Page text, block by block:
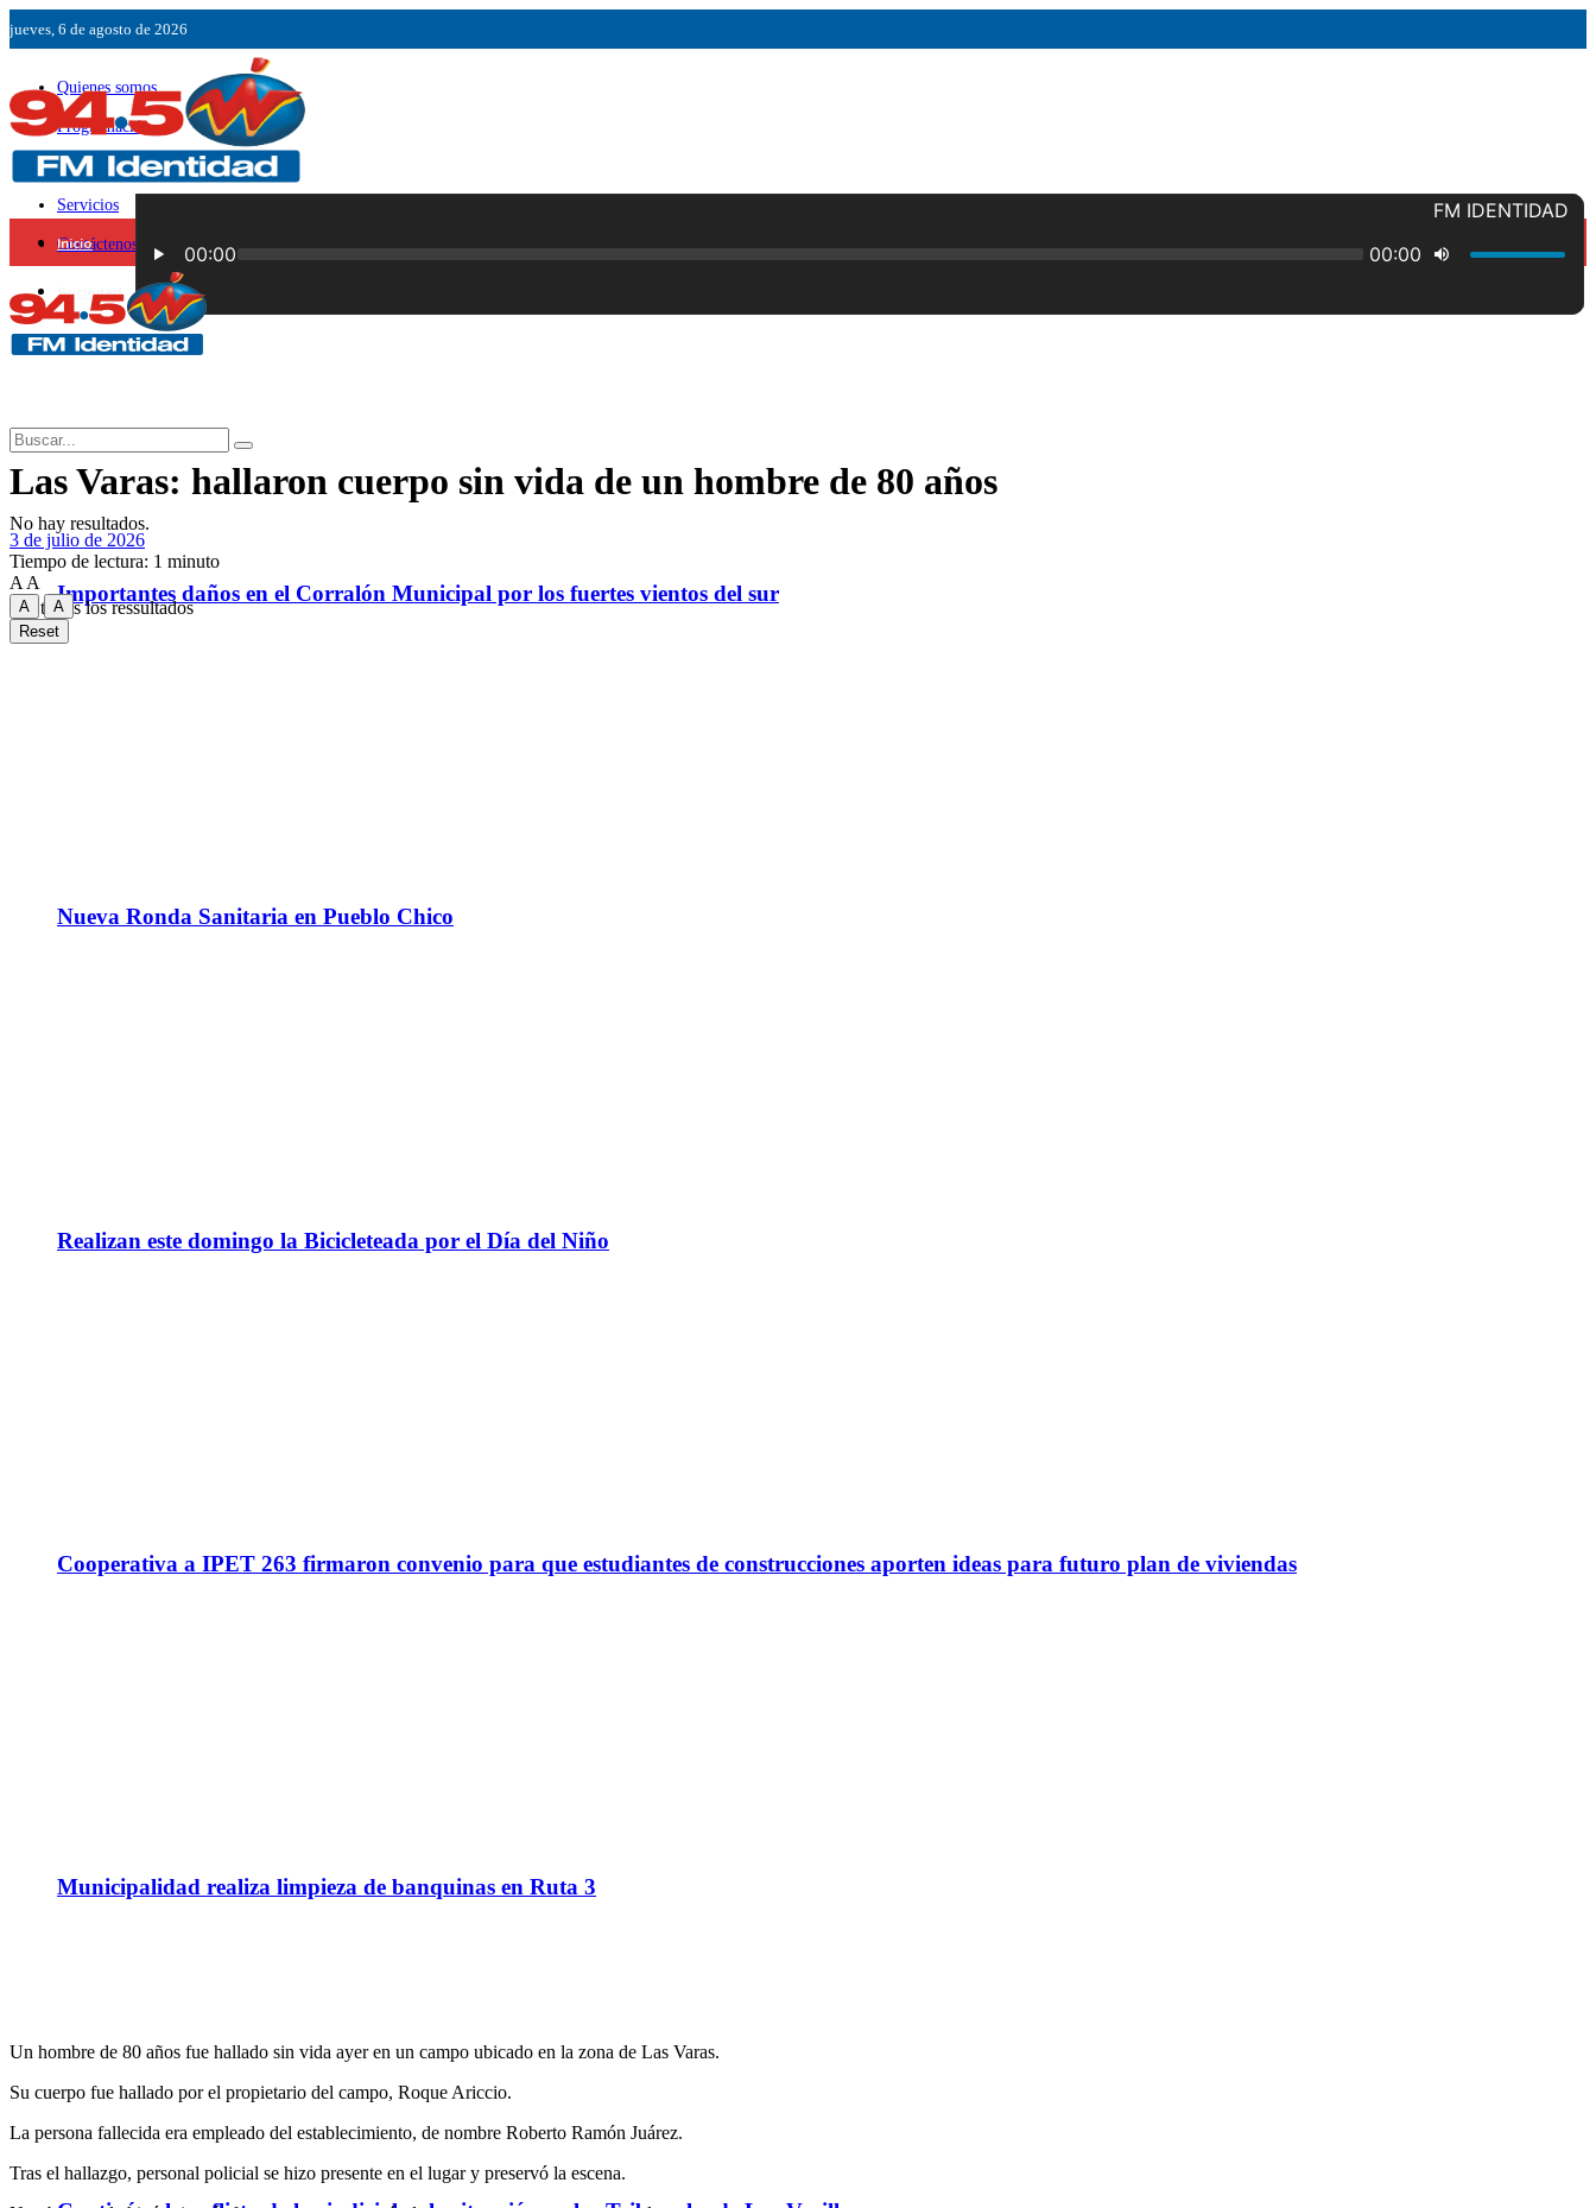
jueves, 6 de agosto de 2026
Quienes somos
Programación
Ubicación
Servicios
Contáctenos
Inicio
Sociedad
Importantes daños en el Corralón Municipal por los fuertes vientos del sur
Nueva Ronda Sanitaria en Pueblo Chico
Realizan este domingo la Bicicleteada por el Día del Niño
Cooperativa a IPET 263 firmaron convenio para que estudiantes de construcciones aporten ideas para futuro plan de viviendas
Municipalidad realiza limpieza de banquinas en Ruta 3
No hay resultados.
Ver todos los ressultados
Las Varas: hallaron cuerpo sin vida de un hombre de 80 años
3 de julio de 2026
Tiempo de lectura: 1 minuto
A A
A
A
Reset
Un hombre de 80 años fue hallado sin vida ayer en un campo ubicado en la zona de Las Varas.
Su cuerpo fue hallado por el propietario del campo, Roque Ariccio.
La persona fallecida era empleado del establecimiento, de nombre Roberto Ramón Juárez.
Tras el hallazgo, personal policial se hizo presente en el lugar y preservó la escena.